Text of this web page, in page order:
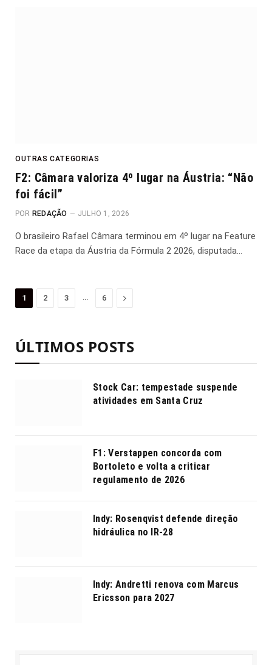
OUTRAS CATEGORIAS
F2: Câmara valoriza 4º lugar na Áustria: “Não
foi fácil”
POR REDAÇÃO JULHO 1, 2026
O brasileiro Rafael Câmara terminou em 4º lugar na Feature
Race da etapa da Áustria da Fórmula 2 2026, disputada…
1 2 3 6 Proximo
ÚLTIMOS POSTS
Stock Car: tempestade suspende
atividades em Santa Cruz
F1: Verstappen concorda com
Bortoleto e volta a criticar
regulamento de 2026
Indy: Rosenqvist defende direção
hidráulica no IR-28
Indy: Andretti renova com Marcus
Ericsson para 2027